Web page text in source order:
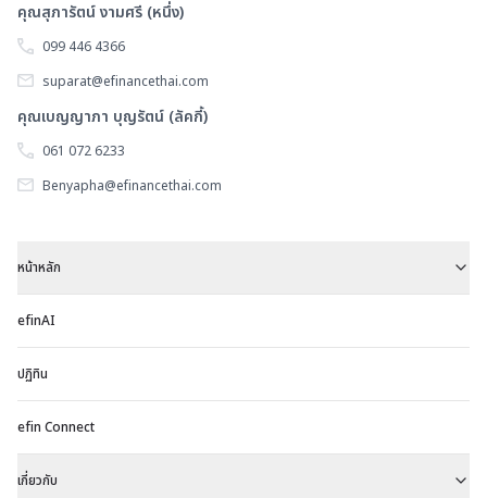
คุณสุภารัตน์ งามศรี (หนึ่ง)
099 446 4366
suparat@efinancethai.com
คุณเบญญาภา บุญรัตน์ (ลัคกี้)
061 072 6233
Benyapha@efinancethai.com
หน้าหลัก
efinAI
ปฏิทิน
efin Connect
เกี่ยวกับ